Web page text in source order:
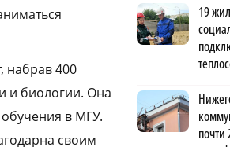
набрав 400
и биологии. Она
в МГУ.
своим
19